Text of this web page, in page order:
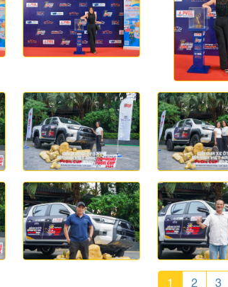
1 2 3